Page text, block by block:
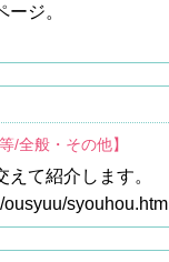
ジ。
/全般・その他】
て紹介します。